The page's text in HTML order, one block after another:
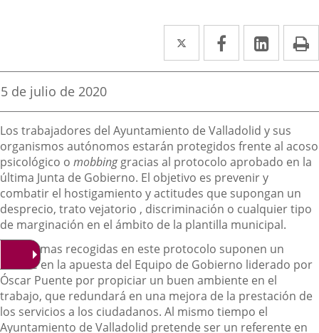
Twitter
Enlace
a
aplicación
externa.
Facebook
Enlace
a
aplicación
externa.
Enlace
a
Fecha
la
noticia
5 de julio de 2020
Descripción
Los trabajadores del Ayuntamiento de Valladolid y sus
organismos autónomos estarán protegidos frente al acoso
psicológico o mobbinggracias al protocolo aprobado en la
última Junta de Gobierno. El objetivo es prevenir y
combatir el hostigamiento y actitudes que supongan un
desprecio, trato vejatorio , discriminación o cualquier tipo
de marginación en el ámbito de la plantilla municipal.
Las normas recogidas en este protocolo suponen un
avance en la apuesta del Equipo de Gobierno liderado por
Óscar Puente por propiciar un buen ambiente en el
trabajo, que redundará en una mejora de la prestación de
los servicios a los ciudadanos. Al mismo tiempo el
Ayuntamiento de Valladolid pretende ser un referente en